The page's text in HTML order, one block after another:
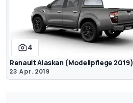
4
Renault Alaskan (Modellpflege 2019)
23 Apr. 2019